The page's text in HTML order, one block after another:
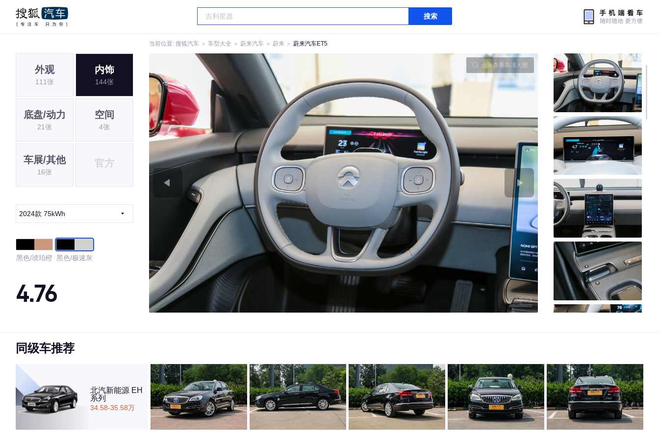
搜索
当前位置: 搜狐汽车 ＞ 车型大全 ＞ 蔚来汽车 ＞ 蔚来 ＞ 蔚来汽车ET5
外观
111张
内饰
144张
底盘/动力
21张
空间
4张
车展/其他
16张
官方
2024款 75kWh
黑色/琥珀橙 黑色/极速灰
4.76
·内饰表现较为优秀，优于94%同级车
·空间表现一般，低于60%同级车
全屏查看高清大图
同级车推荐
北汽新能源 EH
系列
34.58-35.58万